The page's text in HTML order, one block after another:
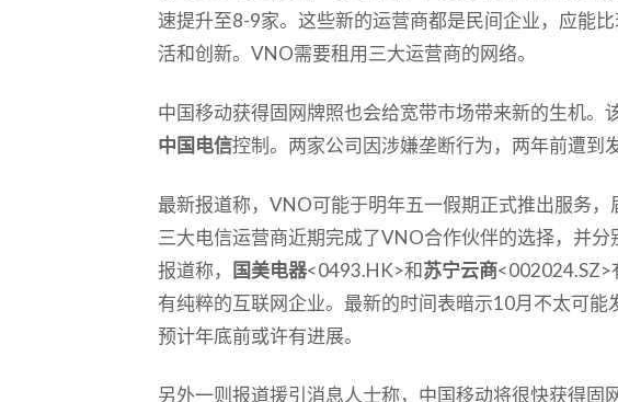
速提升至8-9家。这些新的运营商都是民间企业，应能
活和创新。VNO需要租用三大运营商的网络。
中国移动获得固网牌照也会给宽带市场带来新的生机。
中国电信控制。两家公司因涉嫌垄断行为，两年前遭到
最新报道称，VNO可能于明年五一假期正式推出服务，
三大电信运营商近期完成了VNO合作伙伴的选择，并
报道称， 国美电器<0493.HK>和苏宁云商<002024.SZ>
有纯粹的互联网企业。最新的时间表暗示10月不太可
预计年底前或许有进展。
另外一则报道援引消息人士称，中国移动将很快获得固